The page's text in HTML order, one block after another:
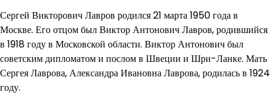
Сергей Викторович Лавров родился 21 марта 1950 года в
Москве. Его отцом был Виктор Антонович Лавров, родившийся
в 1918 году в Московской области. Виктор Антонович был
советским дипломатом и послом в Швеции и Шри-Ланке. Мать
Сергея Лаврова, Александра Ивановна Лаврова, родилась в 1924
году.